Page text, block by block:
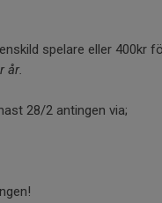
spelare eller 400kr
år.
28/2 antingen via;